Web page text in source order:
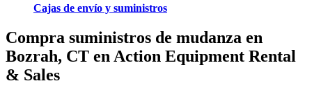
Cajas de envío y suministros
Compra suministros de mudanza en
Bozrah, CT en Action Equipment Rental
& Sales